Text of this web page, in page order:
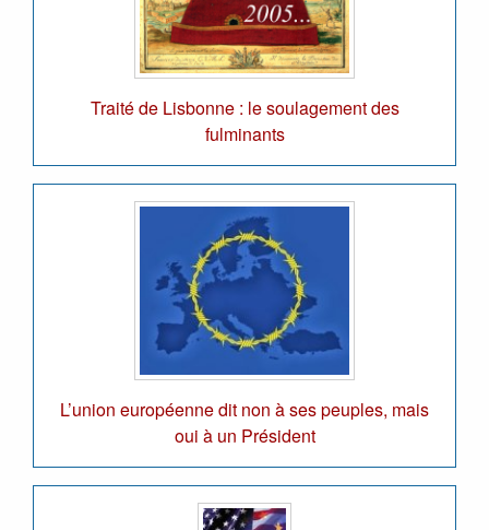
Traité de Lisbonne : le soulagement des
fulminants
L’union européenne dit non à ses peuples, mais
oui à un Président